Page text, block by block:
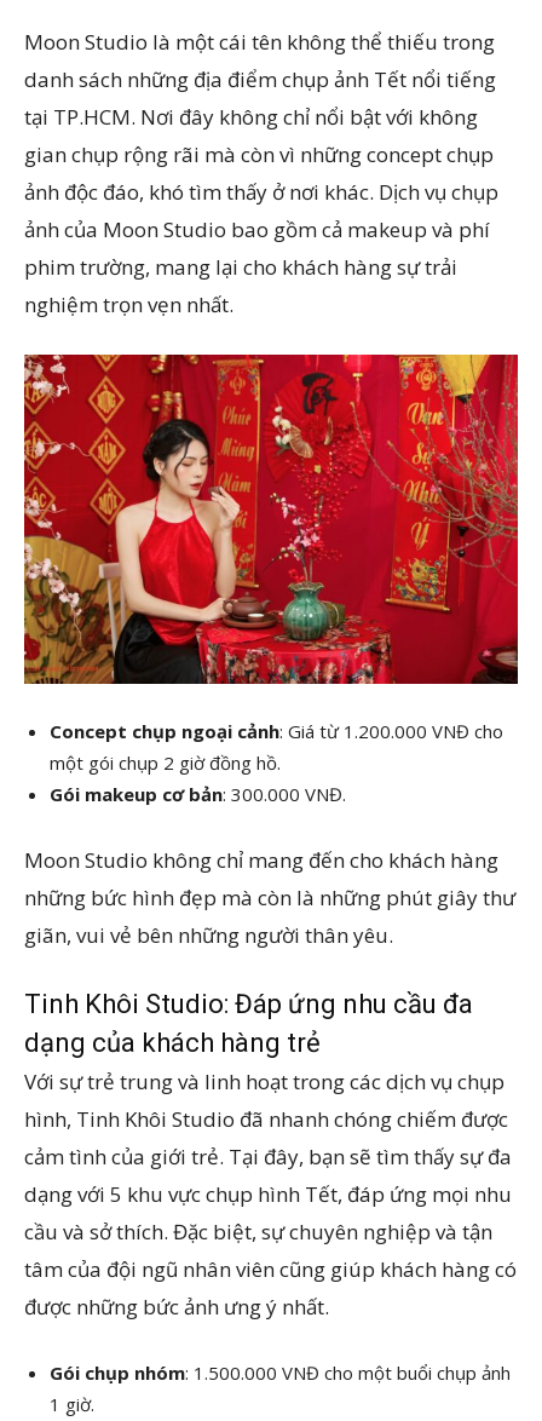
Moon Studio là một cái tên không thể thiếu trong
danh sách những địa điểm chụp ảnh Tết nổi tiếng
tại TP.HCM. Nơi đây không chỉ nổi bật với không
gian chụp rộng rãi mà còn vì những concept chụp
ảnh độc đáo, khó tìm thấy ở nơi khác. Dịch vụ chụp
ảnh của Moon Studio bao gồm cả makeup và phí
phim trường, mang lại cho khách hàng sự trải
nghiệm trọn vẹn nhất.
Concept chụp ngoại cảnh: Giá từ 1.200.000 VNĐ cho
một gói chụp 2 giờ đồng hồ.
Gói makeup cơ bản: 300.000 VNĐ.
Moon Studio không chỉ mang đến cho khách hàng
những bức hình đẹp mà còn là những phút giây thư
giãn, vui vẻ bên những người thân yêu.
Tinh Khôi Studio: Đáp ứng nhu cầu đa
dạng của khách hàng trẻ
Với sự trẻ trung và linh hoạt trong các dịch vụ chụp
hình, Tinh Khôi Studio đã nhanh chóng chiếm được
cảm tình của giới trẻ. Tại đây, bạn sẽ tìm thấy sự đa
dạng với 5 khu vực chụp hình Tết, đáp ứng mọi nhu
cầu và sở thích. Đặc biệt, sự chuyên nghiệp và tận
tâm của đội ngũ nhân viên cũng giúp khách hàng có
được những bức ảnh ưng ý nhất.
Gói chụp nhóm: 1.500.000 VNĐ cho một buổi chụp ảnh
1 giờ.